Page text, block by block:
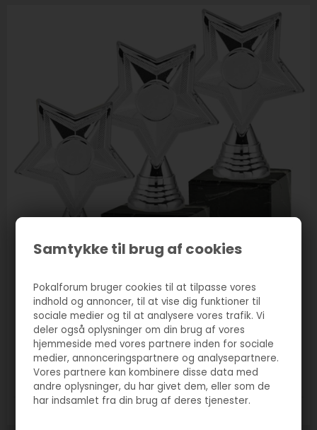
Samtykke til brug af cookies
Pokalforum bruger cookies til at tilpasse vores
indhold og annoncer, til at vise dig funktioner til
sociale medier og til at analysere vores trafik. Vi
deler også oplysninger om din brug af vores
hjemmeside med vores partnere inden for sociale
medier, annonceringspartnere og analysepartnere.
Vores partnere kan kombinere disse data med
andre oplysninger, du har givet dem, eller som de
har indsamlet fra din brug af deres tjenester.
Varenr. 5070
Sportsfigur stjerne sølv
45,00DKK